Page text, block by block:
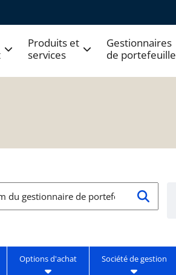
Produits et
services
Gestionnaires
de portefeuille
Options d'achat Société de gestion